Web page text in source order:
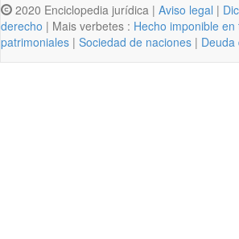
2020 Enciclopedia jurídica | Aviso legal |
derecho | Mais verbetes : Hecho imponible
patrimoniales | Sociedad de naciones | Deuda